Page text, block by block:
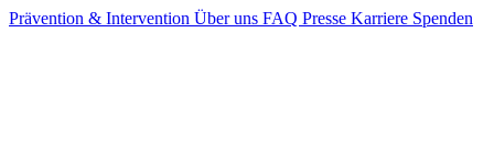
Prävention & Intervention Über uns FAQ Presse Karriere Spenden